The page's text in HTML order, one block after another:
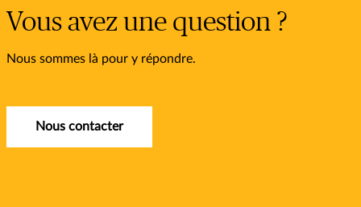
Vous avez une question ?
Nous sommes là pour y répondre.
Nous contacter